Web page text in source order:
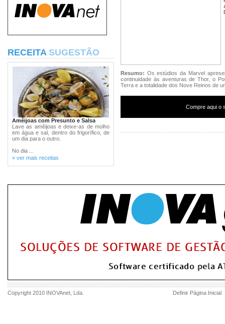
RECEITA SUGESTÃO
Amêijoas com Presunto e Salsa
Lave as amêijoas e deixe-as de molho
em água e sal, dentro do frigorífico, de
um dia para o outro.
No dia ...
» ver mais receitas
Resumo: Os estúdios da Marvel
continuidade às aventuras de Thor, o
Terra e a totalidade dos Nove Reinos de
Compre aqui o
Copyright 2010 INOVAnet , Lda. Definir Página Inicial